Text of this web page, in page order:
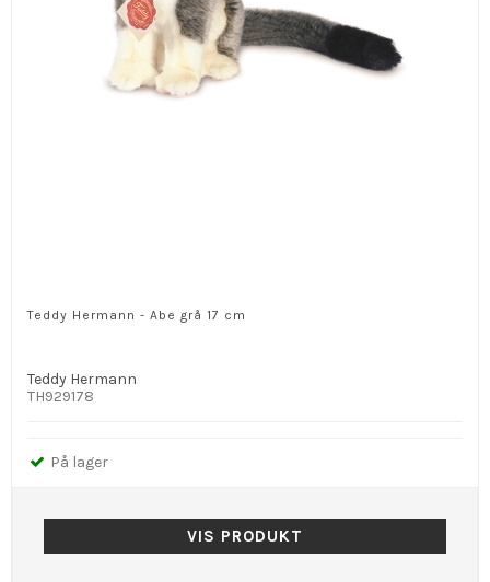
Teddy Hermann - Abe grå 17 cm
Teddy Hermann
TH929178
På lager
VIS PRODUKT